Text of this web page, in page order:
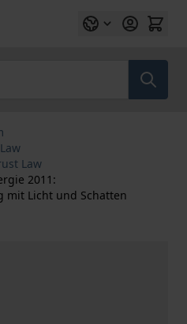
Law
2011:
mit Licht und Schatten